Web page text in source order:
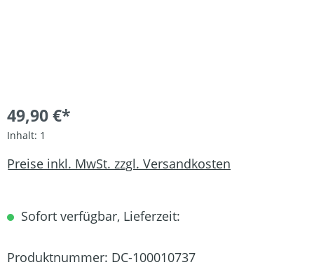
49,90 €*
Inhalt: 1
Preise inkl. MwSt. zzgl. Versandkosten
Sofort verfügbar, Lieferzeit:
Produktnummer: DC-100010737